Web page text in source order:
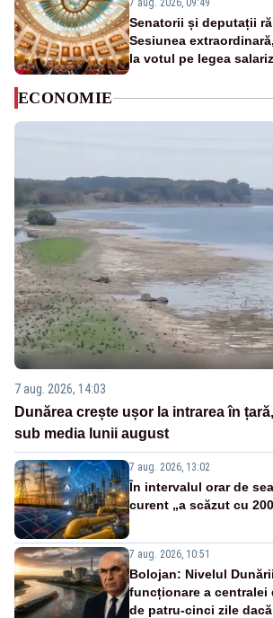
7 aug. 2026, 09:49
Senatorii și deputații
Sesiunea
la votul pe legea
ECONOMIE
7 aug. 2026, 14:03
Dunărea crește ușor la intrarea în
sub media lunii august
7 aug. 2026, 13:02
În intervalul orar de
curent „a scăzut cu
7 aug. 2026, 10:51
Bolojan: Nivelul
funcționare a centralei
de patru-cinci zile